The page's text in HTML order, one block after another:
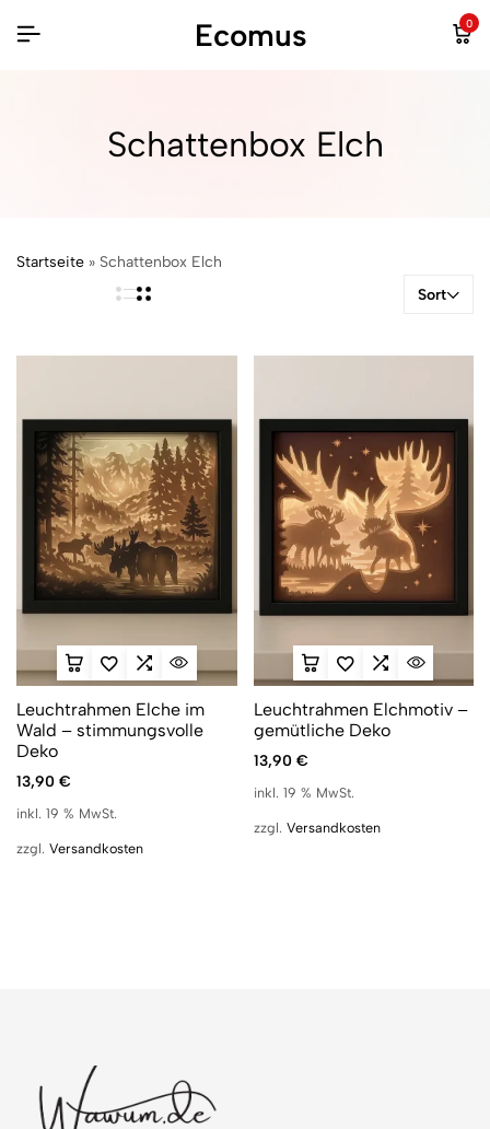
Ecomus 0
Schattenbox Elch
Startseite » Schattenbox Elch
Sort
Leuchtrahmen Elche im
Wald – stimmungsvolle
Deko
13,90 €
inkl. 19 % MwSt.
zzgl. Versandkosten
Leuchtrahmen Elchmotiv –
gemütliche Deko
13,90 €
inkl. 19 % MwSt.
zzgl. Versandkosten